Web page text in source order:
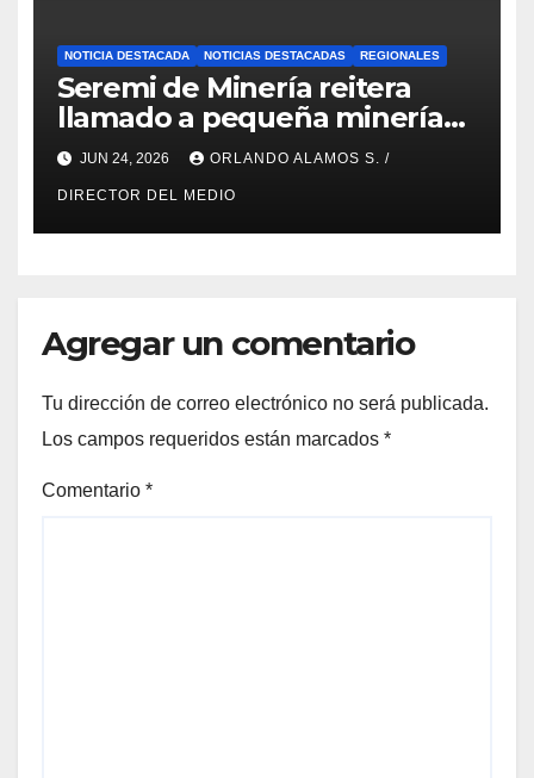
NOTICIA DESTACADA NOTICIAS DESTACADAS REGIONALES
Seremi de Minería reitera
llamado a pequeña minería
para postulaciones PAMMA
Equipa y Desarrolla 2026
JUN 24, 2026 ORLANDO ALAMOS S. /
DIRECTOR DEL MEDIO
Agregar un comentario
Tu dirección de correo electrónico no será publicada.
Los campos requeridos están marcados *
Comentario *